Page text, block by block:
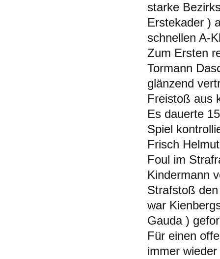
starke
Erstekader )
schnellen A-
Zum Ersten
Tormann
glänzend
Freistoß aus
Es dauerte
Spiel
Frisch
Foul im
Kindermann
Strafstoß
war
Gauda )
Für einen
immer